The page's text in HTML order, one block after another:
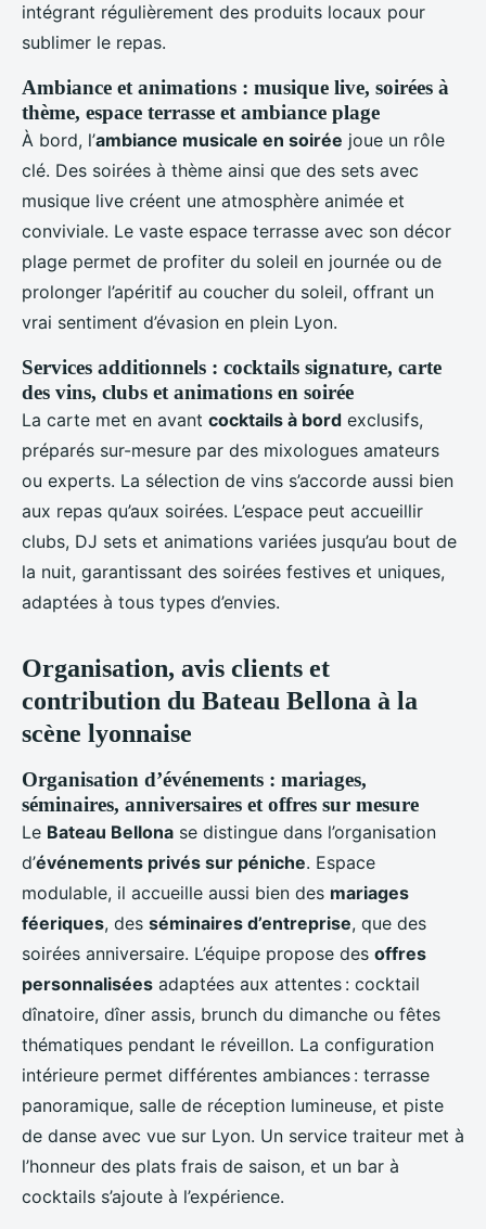
intégrant régulièrement des produits locaux pour
sublimer le repas.
Ambiance et animations : musique live, soirées à
thème, espace terrasse et ambiance plage
À bord, l’ambiance musicale en soirée joue un rôle
clé. Des soirées à thème ainsi que des sets avec
musique live créent une atmosphère animée et
conviviale. Le vaste espace terrasse avec son décor
plage permet de profiter du soleil en journée ou de
prolonger l’apéritif au coucher du soleil, offrant un
vrai sentiment d’évasion en plein Lyon.
Services additionnels : cocktails signature, carte
des vins, clubs et animations en soirée
La carte met en avant cocktails à bord exclusifs,
préparés sur-mesure par des mixologues amateurs
ou experts. La sélection de vins s’accorde aussi bien
aux repas qu’aux soirées. L’espace peut accueillir
clubs, DJ sets et animations variées jusqu’au bout de
la nuit, garantissant des soirées festives et uniques,
adaptées à tous types d’envies.
Organisation, avis clients et
contribution du Bateau Bellona à la
scène lyonnaise
Organisation d’événements : mariages,
séminaires, anniversaires et offres sur mesure
Le Bateau Bellona se distingue dans l’organisation
d’événements privés sur péniche. Espace
modulable, il accueille aussi bien des mariages
féeriques, des séminaires d’entreprise, que des
soirées anniversaire. L’équipe propose des offres
personnalisées adaptées aux attentes : cocktail
dînatoire, dîner assis, brunch du dimanche ou fêtes
thématiques pendant le réveillon. La configuration
intérieure permet différentes ambiances : terrasse
panoramique, salle de réception lumineuse, et piste
de danse avec vue sur Lyon. Un service traiteur met à
l’honneur des plats frais de saison, et un bar à
cocktails s’ajoute à l’expérience.